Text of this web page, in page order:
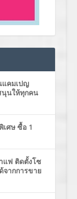
แคมเปญ
นุนให้ทุกคน
ศษ ซื้อ 1
แฟ ติดตั้งโซ
จากการขาย